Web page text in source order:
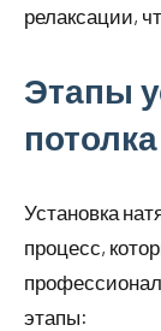
релаксации,
Этапы
потолка
Установка
процесс,
этапы: